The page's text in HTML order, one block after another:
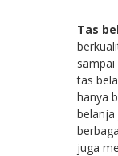
Tas
tas
hanya
juga